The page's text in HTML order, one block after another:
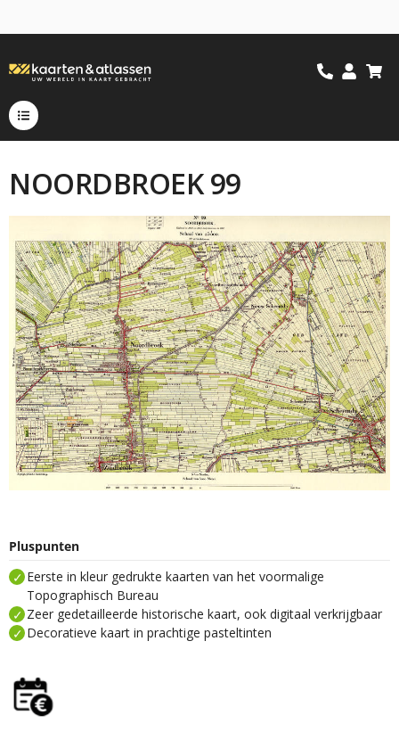
NOORDBROEK 99
Pluspunten
Eerste in kleur gedrukte kaarten van het voormalige
Topographisch Bureau
Zeer gedetailleerde historische kaart, ook digitaal verkrijgbaar
Decoratieve kaart in prachtige pasteltinten